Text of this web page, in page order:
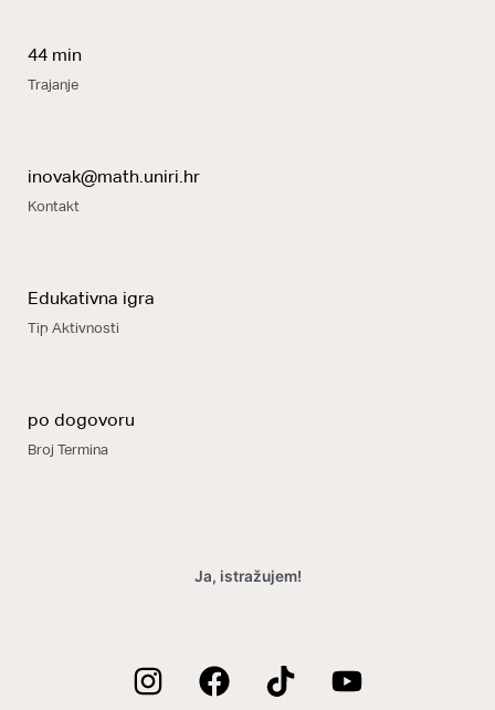
44 min
Trajanje
inovak@math.uniri.hr
Kontakt
Edukativna igra
Tip Aktivnosti
po dogovoru
Broj Termina
Ja, istražujem!